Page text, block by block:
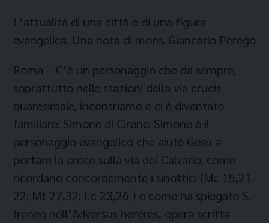
L’attualità di una città e di una figura
evangelica. Una nota di mons. Giancarlo Perego
Roma – C’è un personaggio che da sempre,
soprattutto nelle stazioni della via crucis
quaresimale, incontriamo e ci è diventato
familiare: Simone di Cirene. Simone è il
personaggio evangelico che aiutò Gesù a
portare la croce sulla via del Calvario, come
ricordano concordemente i sinottici (Mc 15,21-
22; Mt 27,32; Lc 23,26 ) e come ha spiegato S.
Ireneo nell’Adversus hereres, opera scritta